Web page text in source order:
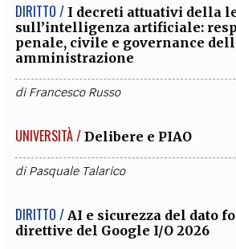
DIRITTO / I decreti attuativi della
sull’intelligenza artificiale:
penale, civile e governance
amministrazione
diFrancesco Russo
UNIVERSITÀ / Delibere e PIAO
diPasquale Talarico
DIRITTO / AI e sicurezza del dato
direttive del Google I/O 2026